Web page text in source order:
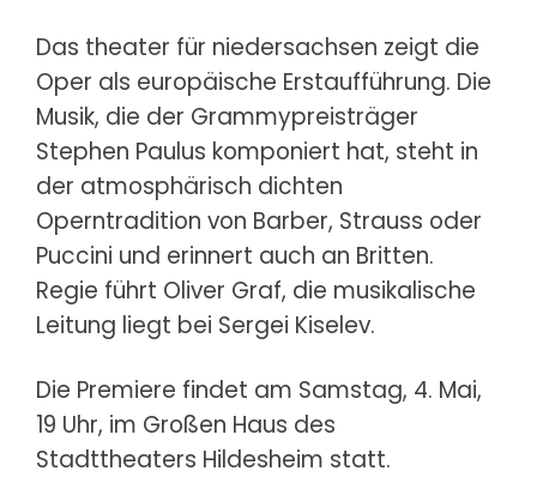
Das theater für niedersachsen zeigt die
Oper als europäische Erstaufführung. Die
Musik, die der Grammypreisträger
Stephen Paulus komponiert hat, steht in
der atmosphärisch dichten
Operntradition von Barber, Strauss oder
Puccini und erinnert auch an Britten.
Regie führt Oliver Graf, die musikalische
Leitung liegt bei Sergei Kiselev.
Die Premiere findet am Samstag, 4. Mai,
19 Uhr, im Großen Haus des
Stadttheaters Hildesheim statt.